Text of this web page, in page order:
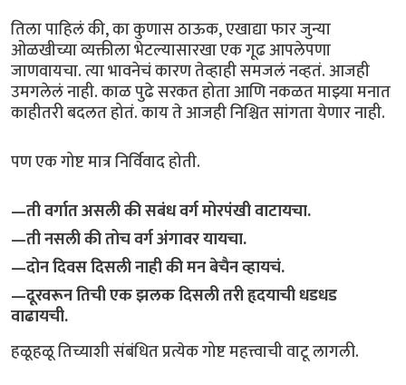
तिला पाहिलं की, का कुणास ठाऊक, एखाद्या फार जुन्या
ओळखीच्या व्यक्तीला भेटल्यासारखा एक गूढ आपलेपणा
जाणवायचा. त्या भावनेचं कारण तेव्हाही समजलं नव्हतं. आजही
उमगलेलं नाही. काळ पुढे सरकत होता आणि नकळत माझ्या मनात
काहीतरी बदलत होतं. काय ते आजही निश्चित सांगता येणार नाही.
पण एक गोष्ट मात्र निर्विवाद होती.
—ती वर्गात असली की सबंध वर्ग मोरपंखी वाटायचा.
—ती नसली की तोच वर्ग अंगावर यायचा.
—दोन दिवस दिसली नाही की मन बेचैन व्हायचं.
—दूरवरून तिची एक झलक दिसली तरी हृदयाची धडधड
वाढायची.
हळूहळू तिच्याशी संबंधित प्रत्येक गोष्ट महत्त्वाची वाटू लागली.